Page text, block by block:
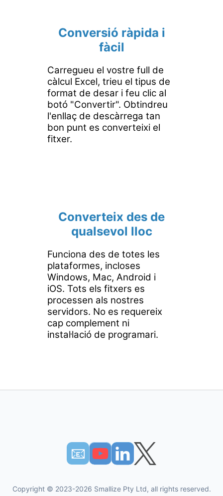
Conversió ràpida i
fàcil
Carregueu el vostre full de
càlcul Excel, trieu el tipus de
format de desar i feu clic al
botó "Convertir". Obtindreu
l'enllaç de descàrrega tan
bon punt es converteixi el
fitxer.
Converteix des de
qualsevol lloc
Funciona des de totes les
plataformes, incloses
Windows, Mac, Android i
iOS. Tots els fitxers es
processen als nostres
servidors. No es requereix
cap complement ni
instal·lació de programari.
📧︎
Copyright © 2023-2026 Smallize Pty Ltd, all rights reserved.